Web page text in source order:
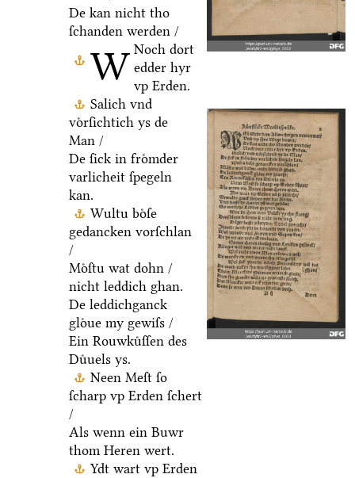
W
De kan nicht tho
ſchanden werden /
Noch dort
edder hyr
vp Erden.
Salich vnd
voͤrſichtich ys de
Man /
De ſick in froͤmder
varlicheit ſpegeln
kan.
Wultu boͤſe
gedancken vorſchlan
/
Moͤſtu wat dohn /
nicht leddich ghan.
De leddichganck
gloͤue my gewiſs /
Ein Rouwkuͤſſen des
Duͤuels ys.
Neen Meſt ſo
ſcharp vp Erden ſchert
/
Als wenn ein Buwr
thom Heren wert.
Ydt wart vp Erden